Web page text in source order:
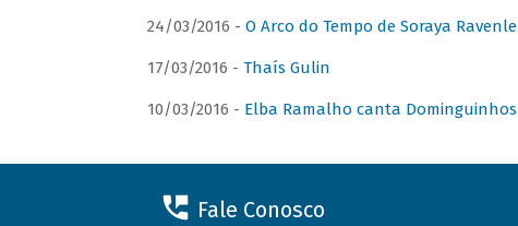
24/03/2016 - O Arco do Tempo de Soraya Ravenle
17/03/2016 - Thaís Gulin
10/03/2016 - Elba Ramalho canta Dominguinhos
Fale Conosco